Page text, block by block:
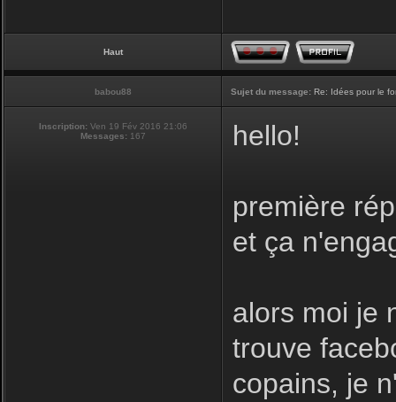
Haut
babou88 Sujet du message: Re: Idées pour le
Inscription: Ven 19 Fév 2016 21:06
Messages: 167 hello!
première
et ça
alors moi je
trouve
copains, je